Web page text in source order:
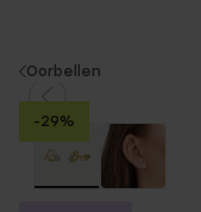
You
are
here:
Oorbellen
-29%